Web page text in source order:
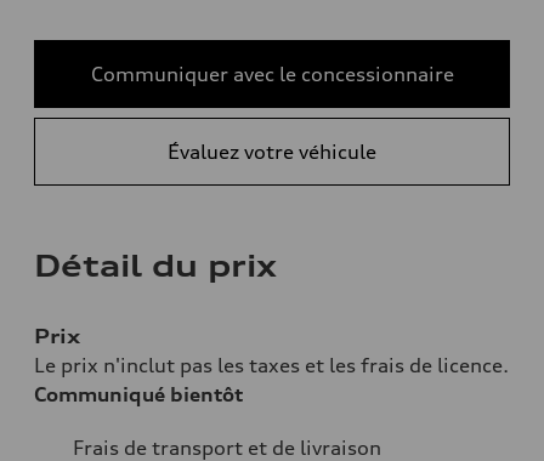
Communiquer avec le concessionnaire
Évaluez votre véhicule
Détail du prix
Prix
Le prix n'inclut pas les taxes et les frais de licence.
Communiqué bientôt
Frais de transport et de livraison